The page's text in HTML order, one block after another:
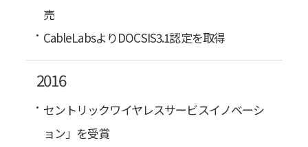
売
CableLabsよりDOCSIS3.1認定を取得
2016
セントリックワイヤレスサービスイノベーシ
ョン」を受賞